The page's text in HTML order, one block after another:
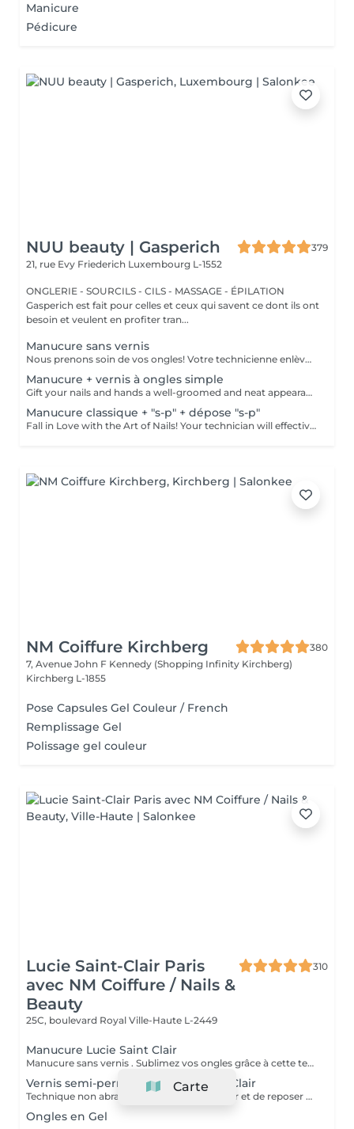
Manicure
Pédicure
NUU beauty | Gasperich
379
21, rue Evy Friederich Luxembourg L-1552
ONGLERIE - SOURCILS - CILS - MASSAGE - ÉPILATION
Gasperich est fait pour celles et ceux qui savent ce dont ils ont
besoin et veulent en profiter tran...
Manucure sans vernis
Nous prenons soin de vos ongles! Votre technicienne enlèvera délicatement les cellules mortes, façonnera et limera vos ongles, et polira la surface extérieure pour un fini lisse et naturel. Nos experts proposent des manucures à bords, hardware ou combinées, selon vos préférences. Comment se fait une manucure sans vernis? - la peau rugueuse est délicatement enlevée - la forme de la plaque de l'ongle est corrigée avec douceur - les cuticules et bords latéraux sont soigneusement traités - de l'huile nourrissante pour les cuticules et de la crème pour les mains sont appliquées pour nourrir et hydrater Limitations d'âge: recommandé à partir de 14 ans. Recommandations post-procédure: aucun soin particulier n'est nécessaire après cette procédure. Fréquence: une fois toutes les 3 semaines.
Manucure + vernis à ongles simple
Gift your nails and hands a well-groomed and neat appearance! Your technician will effectively remove dead skin cells, shape and file nails, and buff the outer surface. A regular nail polish is applied at the end of this treatment. Our masters do edged, hardware, or combined manicure. How is manicure with simple nail polish done? - rough skin is removed - the shape of the nail plate is corrected - the cuticle and side ridges are corrected - nail polish is applied - cuticle oil and hand cream are applied Age restrictions: recommended to do from 14 years. Post procedure recommendations: there are no post recommendations for this procedure. Frequency: once in 3 weeks.
Manucure classique + "s-p" + dépose "s-p"
Fall in Love with the Art of Nails! Your technician will effectively remove dead skin cells, shape and file nails, and buff the outer surface. Semi-permanent nail polish is applied. It looks like regular nail polish, but stays on your nails much longer. Fantastic, isn't it? It is drying in a led lamp and lasts for weeks. Our masters do edged, hardware, or combined manicure. How is manicure with semi-permanent nail polish done? - removal of old semi-permanent (if needed) - rough skin is removed - the shape of the nail plate is corrected - the cuticle and side ridges are corrected - semi-permanent nail polish is applied - cuticle oil and hand cream are applied Age restrictions: recommended to do from 16 years. Post procedure recommendations: there are no post recommendations for this procedure. Frequency: once in 3 weeks.
NM Coiffure Kirchberg
380
7, Avenue John F Kennedy (Shopping Infinity Kirchberg)
Kirchberg L-1855
Pose Capsules Gel Couleur / French
Remplissage Gel
Polissage gel couleur
Lucie Saint-Clair Paris
avec NM Coiffure / Nails &
Beauty
310
25C, boulevard Royal Ville-Haute L-2449
Manucure Lucie Saint Clair
Manucure sans vernis . Sublimez vos ongles grâce à cette technique naturelle qui comprend une mise en forme, une élimination tout en douceur de la cuticule. Les ongles retrouvent leur éclat naturel . Manucure avec vernis. Sublimez vos ongles grâce à cette technique naturelle qui comprend une mise en forme, une élimination tout en douceur de la cuticule. Finition complète et impeccable grâce a la pose de vernis.
Vernis semi-permanent Lucie Saint Clair
Technique non abrasive qui permet d'enlever et de reposer en douceur votre semi-permanent. Tenue ,brillance impeccable
Ongles en Gel
Carte